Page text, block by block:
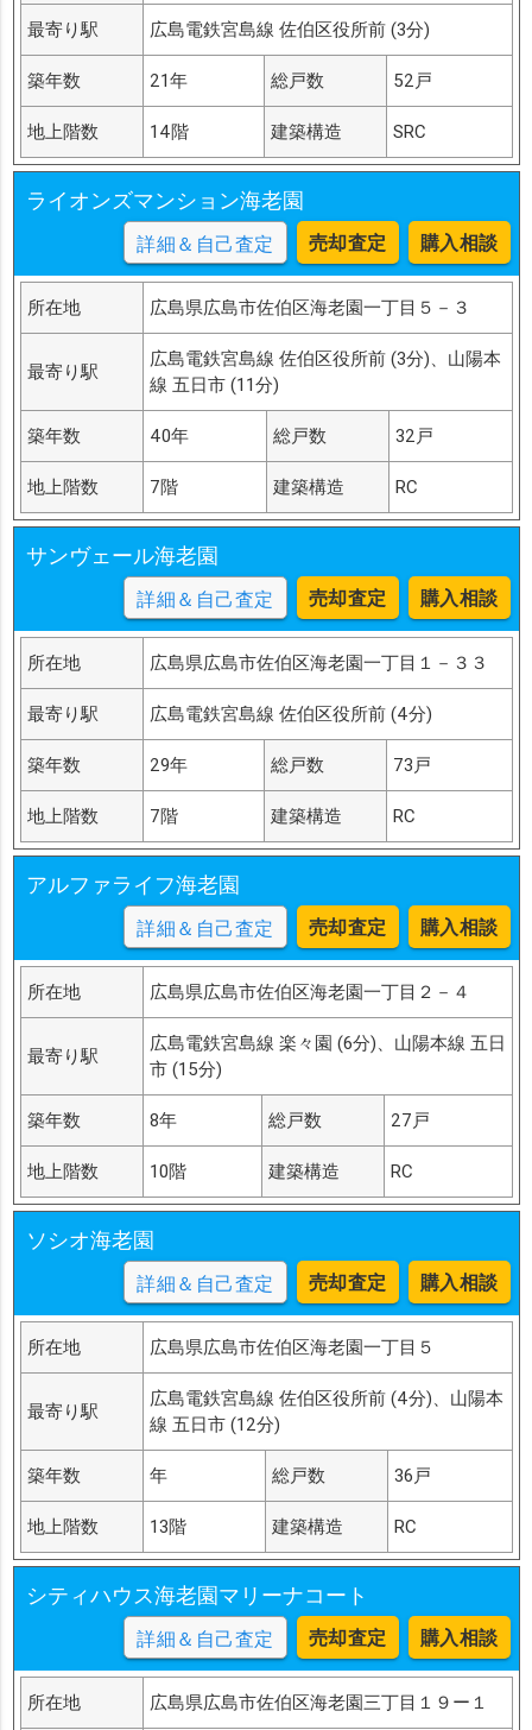
最寄り駅 広島電鉄宮島線 佐伯区役所前 (3分)
築年数 21年 総戸数 52戸
地上階数 14階 建築構造 SRC
ライオンズマンション海老園
詳細＆自己査定 売却査定 購入相談
所在地 広島県広島市佐伯区海老園一丁目５－３
最寄り駅
広島電鉄宮島線 佐伯区役所前 (3分)、山陽本
線 五日市 (11分)
築年数 40年 総戸数 32戸
地上階数 7階 建築構造 RC
サンヴェール海老園
詳細＆自己査定 売却査定 購入相談
所在地 広島県広島市佐伯区海老園一丁目１－３３
最寄り駅 広島電鉄宮島線 佐伯区役所前 (4分)
築年数 29年 総戸数 73戸
地上階数 7階 建築構造 RC
アルファライフ海老園
詳細＆自己査定 売却査定 購入相談
所在地 広島県広島市佐伯区海老園一丁目２－４
最寄り駅
広島電鉄宮島線 楽々園 (6分)、山陽本線 五日
市 (15分)
築年数 8年 総戸数 27戸
地上階数 10階 建築構造 RC
ソシオ海老園
詳細＆自己査定 売却査定 購入相談
所在地 広島県広島市佐伯区海老園一丁目５
最寄り駅
広島電鉄宮島線 佐伯区役所前 (4分)、山陽本
線 五日市 (12分)
築年数 年 総戸数 36戸
地上階数 13階 建築構造 RC
シティハウス海老園マリーナコート
詳細＆自己査定 売却査定 購入相談
所在地 広島県広島市佐伯区海老園三丁目１９ー１